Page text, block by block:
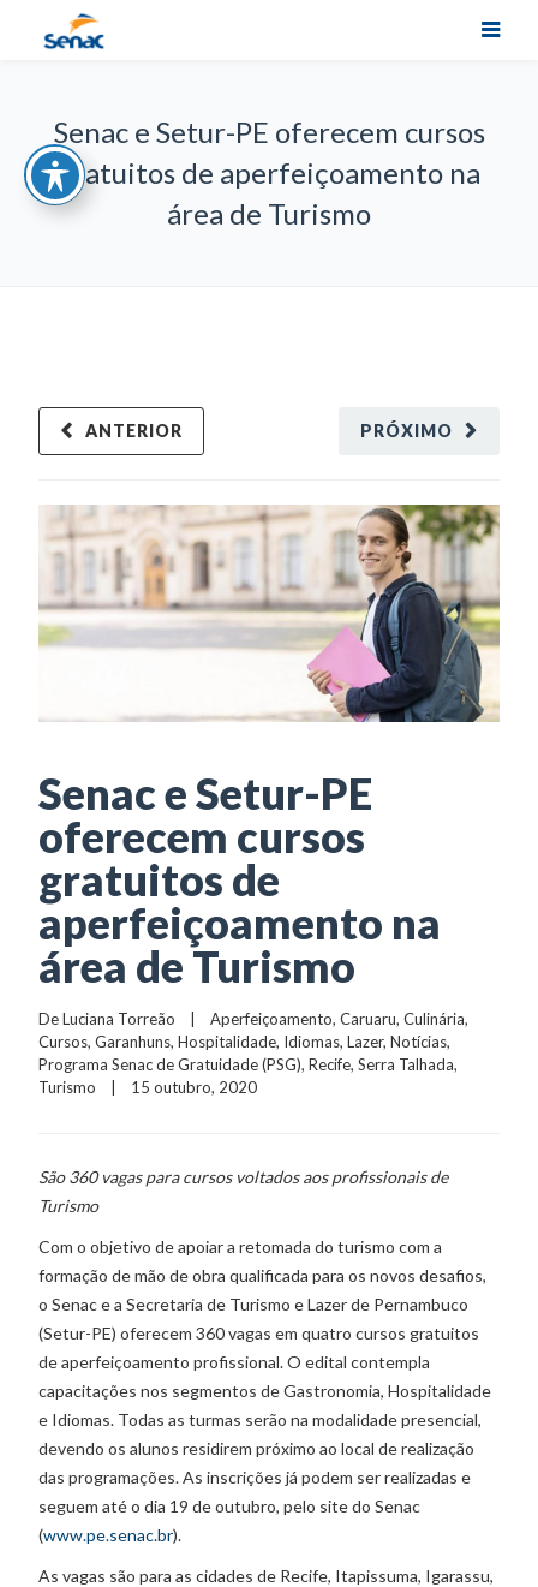
Senac e Setur-PE oferecem cursos
gratuitos de aperfeiçoamento na
área de Turismo
PRÓXIMO
ANTERIOR
Senac e Setur-PE
oferecem cursos
gratuitos de
aperfeiçoamento na
área de Turismo
De Luciana Torreão
    |
Aperfeiçoamento, Caruaru, Culinária
Cursos, Garanhuns, Hospitalidade, Idiomas, Lazer, Notícias
Programa Senac de Gratuidade (PSG), Recife, Serra Talhada
Turismo
    |    15 outubro, 2020
São 360 vagas para cursos voltados aos profissionais de
Turismo
Com o objetivo de apoiar a retomada do turismo com a
formação de mão de obra qualificada para os novos desafios,
o Senac e a Secretaria de Turismo e Lazer de Pernambuco
(Setur-PE) oferecem 360 vagas em quatro cursos gratuitos
de aperfeiçoamento profissional. O edital contempla
capacitações nos segmentos de Gastronomia, Hospitalidade
e Idiomas. Todas as turmas serão na modalidade presencial,
devendo os alunos residirem próximo ao local de realização
das programações. As inscrições já podem ser realizadas e
seguem até o dia 19 de outubro, pelo site do Senac
(www.pe.senac.br).
As vagas são para as cidades de Recife, Itapissuma, Igarassu,